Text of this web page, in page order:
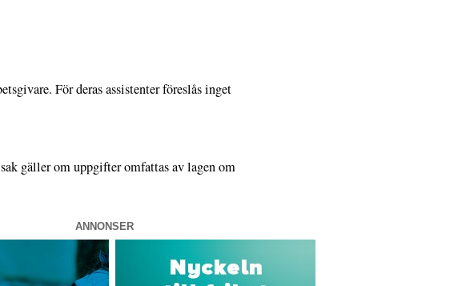
För deras assistenter föreslås inget
gäller om uppgifter omfattas av lagen om
ANNONSER